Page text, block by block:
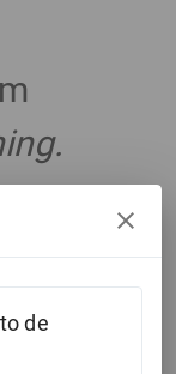
salvo
de